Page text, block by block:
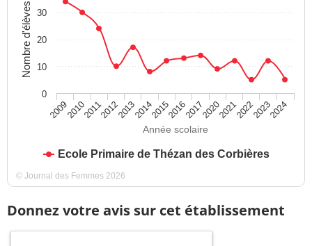
Année scolaire
Nombre d'élèves
Ecole Primaire de Thézan des Corbières
20092010201120122013201420152016201720202021202220232024
0
10
20
30
© Journal des Femmes 2026
Donnez votre avis sur cet établissement